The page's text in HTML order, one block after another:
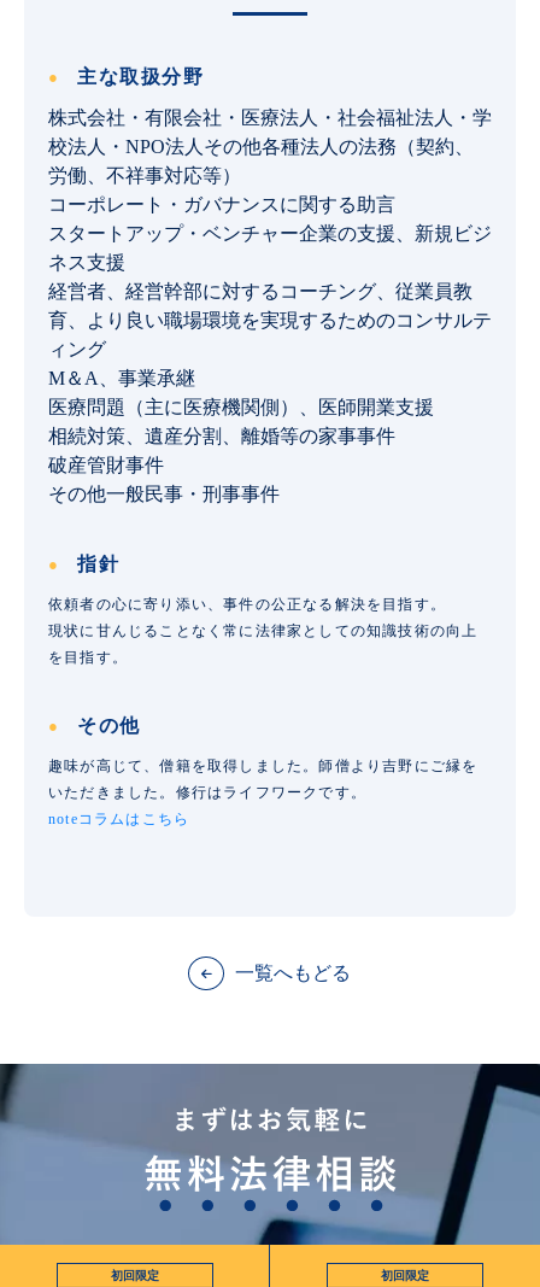
主な取扱分野
株式会社・有限会社・医療法人・社会福祉法人・学
校法人・NPO法人その他各種法人の法務（契約、
労働、不祥事対応等）
コーポレート・ガバナンスに関する助言
スタートアップ・ベンチャー企業の支援、新規ビジ
ネス支援
経営者、経営幹部に対するコーチング、従業員教
育、より良い職場環境を実現するためのコンサルテ
ィング
M＆A、事業承継
医療問題（主に医療機関側）、医師開業支援
相続対策、遺産分割、離婚等の家事事件
破産管財事件
その他一般民事・刑事事件
指針
依頼者の心に寄り添い、事件の公正なる解決を目指す。
現状に甘んじることなく常に法律家としての知識技術の向上
を目指す。
その他
趣味が高じて、僧籍を取得しました。師僧より吉野にご縁を
いただきました。修行はライフワークです。
noteコラムはこちら
一覧へもどる
初回限定 初回限定